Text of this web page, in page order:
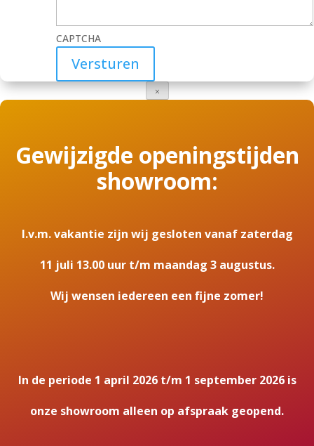
CAPTCHA
×
Gewijzigde openingstijden
showroom:
I.v.m. vakantie zijn wij gesloten vanaf zaterdag
11 juli 13.00 uur t/m maandag 3 augustus.
Wij wensen iedereen een fijne zomer!
In de periode 1 april 2026 t/m 1 september 2026 is
onze showroom alleen op afspraak geopend.